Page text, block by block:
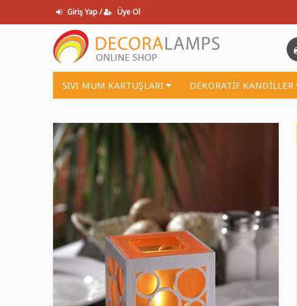
Giriş Yap / Üye Ol
SIVI MUM KARTUŞLARI DEKORATİF KANDİLLER